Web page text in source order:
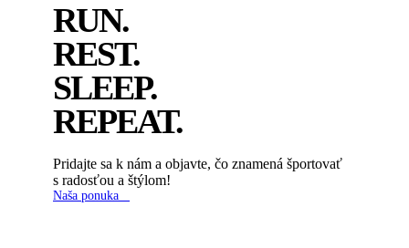
RUN.
REST.
SLEEP.
REPEAT.
Pridajte sa k nám a objavte, čo znamená športovať
s radosťou a štýlom!
Naša ponuka